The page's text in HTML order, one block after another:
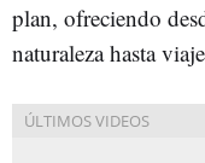
plan, ofreciendo
naturaleza hasta